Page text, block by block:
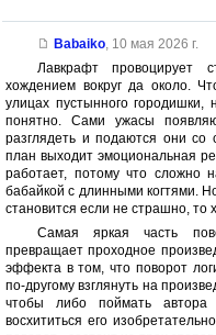
Babaiko, 10 мая 2026 г.
Лавкрафт провоцирует
хождением вокруг да около.
улицах пустынного
понятно. Сами ужасы
разглядеть и подаются они со
план выходит эмоциональная
работает, потому что сложно
бабайкой с длинными когтями.
становится если не страшно, то
Самая яркая часть
превращает проходное
эффекта в том, что поворот
по-другому взглянуть на
чтобы либо поймать
восхититься его